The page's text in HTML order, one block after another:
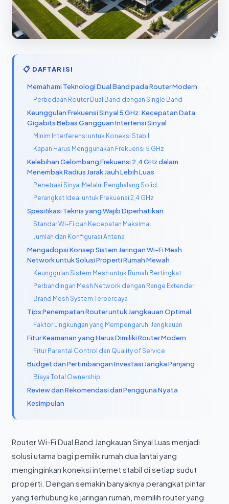
📋 DAFTAR ISI
Memahami Teknologi Dual Band pada Router Modern
Perbedaan Router Dual Band dengan Single Band
Keunggulan Frekuensi Sinyal 5 GHz: Kecepatan Data
Gigabits Bebas Gangguan Interfensi Sinyal
Minim Interferensi untuk Koneksi Stabil
Kapan Harus Menggunakan Frekuensi 5 GHz
Kelebihan Gelombang Frekuensi 2,4 GHz dalam
Menembak Radius Jarak Jauh Lebih Luas
Penetrasi Sinyal Melalui Penghalang Solid
Perangkat Ideal untuk Frekuensi 2,4 GHz
Spesifikasi Teknis yang Wajib Diperhatikan
Standar Wi-Fi dan Kecepatan Maksimal
Jumlah dan Konfigurasi Antena
Mengadopsi Konsep Sistem Jaringan Wi-Fi Mesh
Network untuk Solusi Properti Rumah Mewah
Keunggulan Sistem Mesh untuk Rumah Bertingkat
Perbandingan Mesh Network dengan Range Extender
Brand Mesh System Terpercaya
Tips Penempatan Router untuk Jangkauan Optimal
Faktor Lingkungan yang Mempengaruhi Jangkauan
Fitur Keamanan yang Harus Dimiliki Router Modern
Fitur Parental Control dan Quality of Service
Budget dan Pertimbangan Investasi Jangka Panjang
Biaya Total Ownership
Review dan Rekomendasi dari Pengguna Nyata
Kesimpulan
Router Wi-Fi Dual Band Jangkauan Sinyal Luas menjadi
solusi utama bagi pemilik rumah dua lantai yang
menginginkan koneksi internet stabil di setiap sudut
properti. Dengan semakin banyaknya perangkat pintar
yang terhubung ke jaringan rumah, memilih router yang